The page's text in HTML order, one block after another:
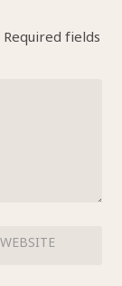
Required fields